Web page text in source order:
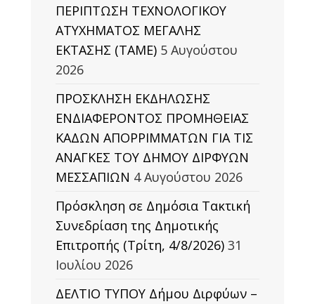
ΠΕΡΙΠΤΩΣΗ ΤΕΧΝΟΛΟΓΙΚΟΥ
ΑΤΥΧΗΜΑΤΟΣ ΜΕΓΑΛΗΣ
ΕΚΤΑΣΗΣ (TAΜΕ) 5 Αυγούστου
2026
ΠΡΟΣΚΛΗΣΗ ΕΚΔΗΛΩΣΗΣ
ΕΝΔΙΑΦΕΡΟΝΤΟΣ ΠΡΟΜΗΘΕΙΑΣ
ΚΑΔΩΝ ΑΠΟΡΡΙΜΜΑΤΩΝ ΓΙΑ ΤΙΣ
ΑΝΑΓΚΕΣ ΤΟΥ ΔΗΜΟΥ ΔΙΡΦΥΩΝ
ΜΕΣΣΑΠΙΩΝ 4 Αυγούστου 2026
Πρόσκληση σε Δημόσια Τακτική
Συνεδρίαση της Δημοτικής
Επιτροπής (Τρίτη, 4/8/2026) 31
Ιουλίου 2026
ΔΕΛΤΙΟ ΤΥΠΟΥ Δήμου Διρφύων –